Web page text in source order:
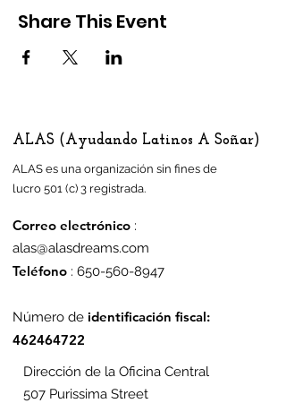
Share This Event
ALAS (Ayudando Latinos A Soñar)
ALAS es una organización sin fines de
lucro 501 (c) 3 registrada.
Correo electrónico :
alas@alasdreams.com
Teléfono : 650-560-8947
Número de identificación fiscal:
462464722
Dirección de la Oficina Central
507 Purissima Street